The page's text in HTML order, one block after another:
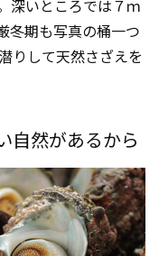
深いところでは７ｍ
冬期も写真の桶一つ
りして天然さざえを
自然があるから